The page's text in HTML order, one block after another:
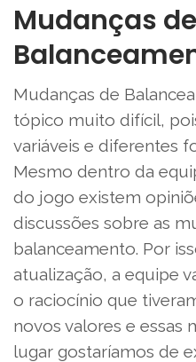
Mudanças de
Mudanças de
tópico muito difícil,
variáveis e diferentes
Mesmo dentro da
do jogo existem
discussões sobre as
balanceamento. Por
atualização, a equipe
o raciocínio que
novos valores e essas
lugar gostaríamos de